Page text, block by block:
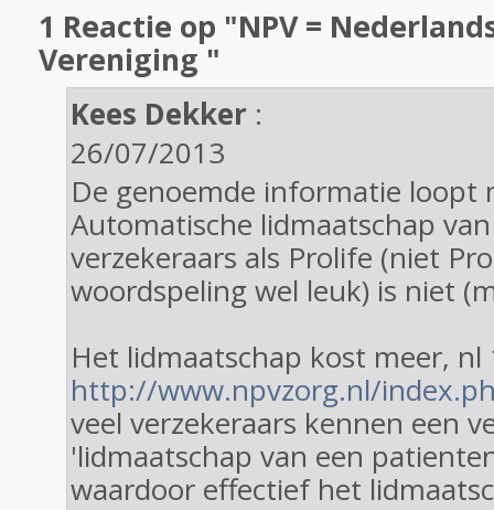
1 Reactie op "NPV =
Vereniging "
Kees Dekker :
26/07/2013
De genoemde informatie loopt
Automatische lidmaatschap
verzekeraars als Prolife (niet
woordspeling wel leuk) is niet
Het lidmaatschap kost meer, nl
http://www.npvzorg.nl/
veel verzekeraars kennen een
'lidmaatschap van een
waardoor effectief het